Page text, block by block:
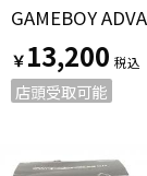
￥13,200
店頭受取可能